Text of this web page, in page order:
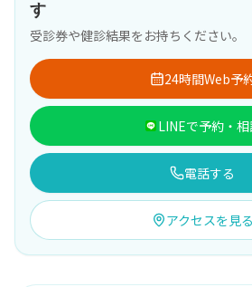
す
受診券や健診結果をお持ちください。
24時間Web予
LINEで予約・相
電話する
アクセスを見る